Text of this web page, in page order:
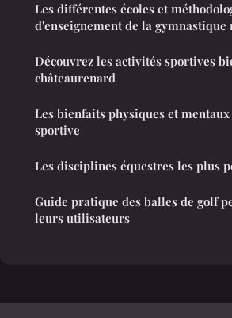
Les différentes écoles et
d'enseignement de la
Découvrez les activités sportives
châteaurenard
Les bienfaits physiques et mentaux
sportive
Les disciplines équestres les plus
Guide pratique des balles de golf
leurs utilisateurs